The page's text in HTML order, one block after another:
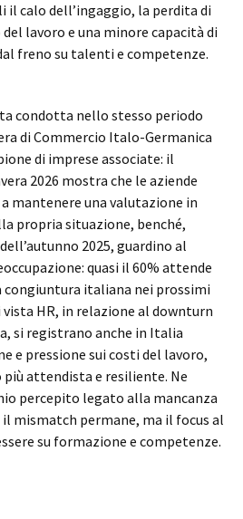
il calo dell’ingaggio, la perdita di
lavoro e una minore capacità di
freno su talenti e competenze.
condotta nello stesso periodo
di Commercio Italo-Germanica
di imprese associate: il
2026 mostra che le aziende
mantenere una valutazione in
propria situazione, benché,
2025, guardino al
quasi il 60% attende
italiana nei prossimi
HR, in relazione al downturn
si registrano anche in Italia
e pressione sui costi del lavoro,
più attendista e resiliente. Ne
percepito legato alla mancanza
mismatch permane, ma il focus al
su formazione e competenze.